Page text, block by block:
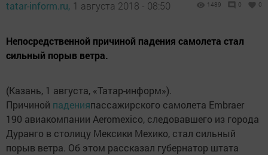
tatar-inform.ru, 1 августа 2018 - 08:50 1489 0 0
Непосредственной причиной падения самолета стал
сильный порыв ветра.
(Казань, 1 августа, «Татар-информ»).
Причиной паденияпассажирского самолета Embraer
190 авиакомпании Aeromexico, следовавшего из города
Дуранго в столицу Мексики Мехико, стал сильный
порыв ветра. Об этом рассказал губернатор штата